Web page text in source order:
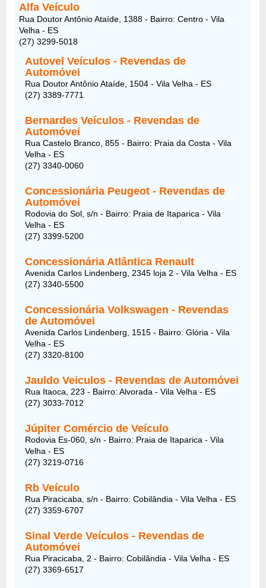
Alfa Veículo
Rua Doutor Antônio Ataíde, 1388 - Bairro: Centro - Vila
Velha - ES
(27) 3299-5018
Autovel Veículos - Revendas de
Automóvei
Rua Doutor Antônio Ataíde, 1504 - Vila Velha - ES
(27) 3389-7771
Bernardes Veículos - Revendas de
Automóvei
Rua Castelo Branco, 855 - Bairro: Praia da Costa - Vila
Velha - ES
(27) 3340-0060
Concessionária Peugeot - Revendas de
Automóvei
Rodovia do Sol, s/n - Bairro: Praia de Itaparica - Vila
Velha - ES
(27) 3399-5200
Concessionária Atlântica Renault
Avenida Carlos Lindenberg, 2345 loja 2 - Vila Velha - ES
(27) 3340-5500
Concessionária Volkswagen - Revendas
de Automóvei
Avenida Carlos Lindenberg, 1515 - Bairro: Glória - Vila
Velha - ES
(27) 3320-8100
Jauldo Veiculos - Revendas de Automóvei
Rua Itaoca, 223 - Bairro: Alvorada - Vila Velha - ES
(27) 3033-7012
Júpiter Comércio de Veículo
Rodovia Es-060, s/n - Bairro: Praia de Itaparica - Vila
Velha - ES
(27) 3219-0716
Rb Veículo
Rua Piracicaba, s/n - Bairro: Cobilândia - Vila Velha - ES
(27) 3359-6707
Sinal Verde Veículos - Revendas de
Automóvei
Rua Piracicaba, 2 - Bairro: Cobilândia - Vila Velha - ES
(27) 3369-6517